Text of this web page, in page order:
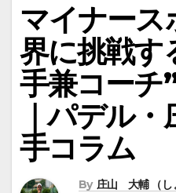
マイナース
界に挑戦す
手兼コーチ
｜パデル
手コラム
By 庄山 大輔 （し